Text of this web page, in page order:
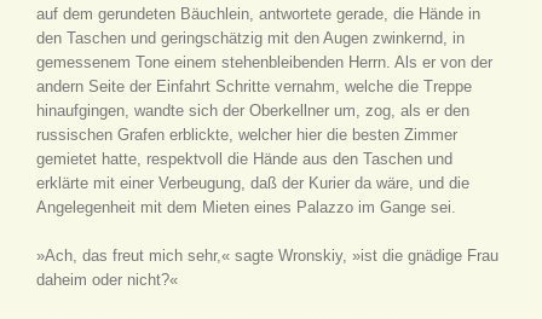
auf dem gerundeten Bäuchlein, antwortete gerade, die Hände in
den Taschen und geringschätzig mit den Augen zwinkernd, in
gemessenem Tone einem stehenbleibenden Herrn. Als er von der
andern Seite der Einfahrt Schritte vernahm, welche die Treppe
hinaufgingen, wandte sich der Oberkellner um, zog, als er den
russischen Grafen erblickte, welcher hier die besten Zimmer
gemietet hatte, respektvoll die Hände aus den Taschen und
erklärte mit einer Verbeugung, daß der Kurier da wäre, und die
Angelegenheit mit dem Mieten eines Palazzo im Gange sei.
»Ach, das freut mich sehr,« sagte Wronskiy, »ist die gnädige Frau
daheim oder nicht?«